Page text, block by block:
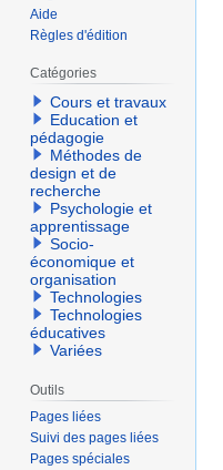
Aide
Règles d'édition
Catégories
Cours et travaux
Education et
pédagogie
Méthodes de
design et de
recherche
Psychologie et
apprentissage
Socio-
économique et
organisation
Technologies
Technologies
éducatives
Variées
Outils
Pages liées
Suivi des pages liées
Pages spéciales